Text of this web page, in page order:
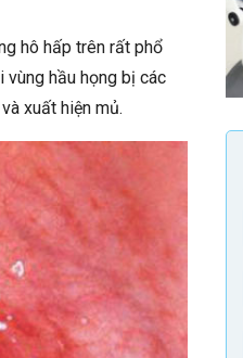
hô hấp trên rất phổ
vùng hầu họng bị các
xuất hiện mủ.